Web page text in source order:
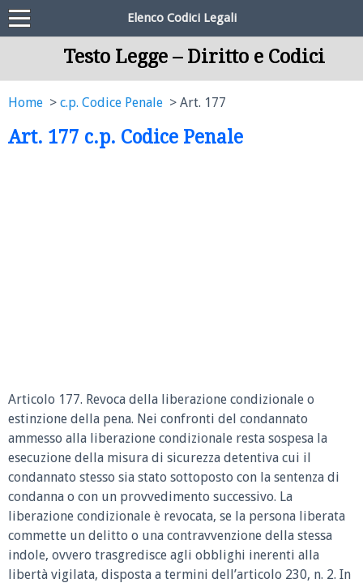
Elenco Codici Legali
Testo Legge – Diritto e Codici
Home c.p. Codice Penale Art. 177
Art. 177 c.p. Codice Penale
Articolo 177. Revoca della liberazione condizionale o
estinzione della pena. Nei confronti del condannato
ammesso alla liberazione condizionale resta sospesa la
esecuzione della misura di sicurezza detentiva cui il
condannato stesso sia stato sottoposto con la sentenza di
condanna o con un provvedimento successivo. La
liberazione condizionale è revocata, se la persona liberata
commette un delitto o una contravvenzione della stessa
indole, ovvero trasgredisce agli obblighi inerenti alla
libertà vigilata, disposta a termini dell’articolo 230, n. 2. In